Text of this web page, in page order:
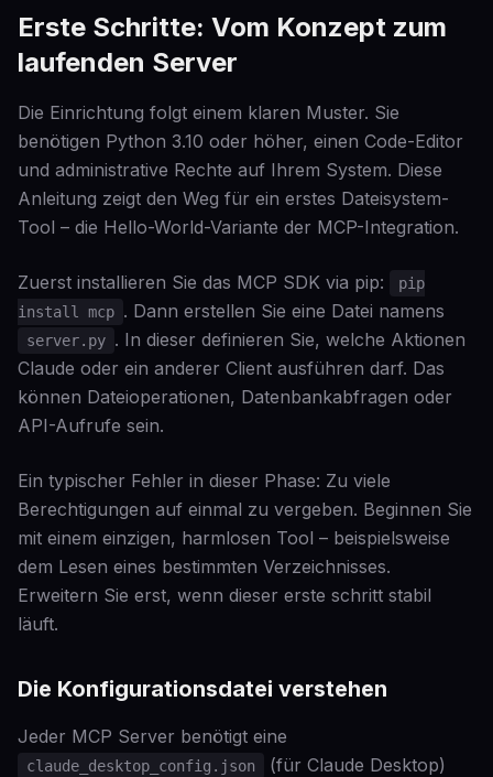
Erste Schritte: Vom Konzept zum
laufenden Server
Die Einrichtung folgt einem klaren Muster. Sie
benötigen Python 3.10 oder höher, einen Code-Editor
und administrative Rechte auf Ihrem System. Diese
Anleitung zeigt den Weg für ein erstes Dateisystem-
Tool – die Hello-World-Variante der MCP-Integration.
Zuerst installieren Sie das MCP SDK via pip:
pip
install mcp . Dann erstellen Sie eine Datei namens
server.py . In dieser definieren Sie, welche Aktionen
Claude oder ein anderer Client ausführen darf. Das
können Dateioperationen, Datenbankabfragen oder
API-Aufrufe sein.
Ein typischer Fehler in dieser Phase: Zu viele
Berechtigungen auf einmal zu vergeben. Beginnen Sie
mit einem einzigen, harmlosen Tool – beispielsweise
dem Lesen eines bestimmten Verzeichnisses.
Erweitern Sie erst, wenn dieser erste schritt stabil
läuft.
Die Konfigurationsdatei verstehen
Jeder MCP Server benötigt eine
claude_desktop_config.json
(für Claude Desktop)